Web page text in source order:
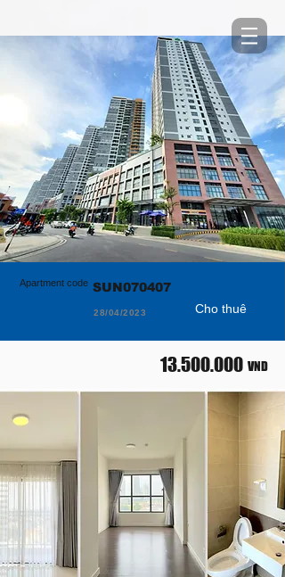
Apartment code SUN070407
28/04/2023 Cho thuê
VND
13.500.000